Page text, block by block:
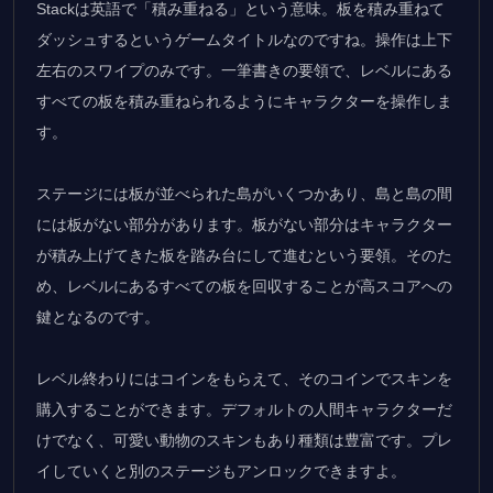
Stackは英語で「積み重ねる」という意味。板を積み重ねて
ダッシュするというゲームタイトルなのですね。操作は上下
左右のスワイプのみです。一筆書きの要領で、レベルにある
すべての板を積み重ねられるようにキャラクターを操作しま
す。
ステージには板が並べられた島がいくつかあり、島と島の間
には板がない部分があります。板がない部分はキャラクター
が積み上げてきた板を踏み台にして進むという要領。そのた
め、レベルにあるすべての板を回収することが高スコアへの
鍵となるのです。
レベル終わりにはコインをもらえて、そのコインでスキンを
購入することができます。デフォルトの人間キャラクターだ
けでなく、可愛い動物のスキンもあり種類は豊富です。プレ
イしていくと別のステージもアンロックできますよ。